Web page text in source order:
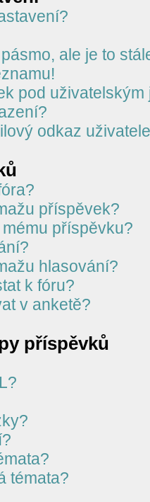
ale je to
pod uživatelským
odkaz
příspěvek?
příspěvku?
hlasování?
k fóru?
v anketě?
příspěvků
témata?